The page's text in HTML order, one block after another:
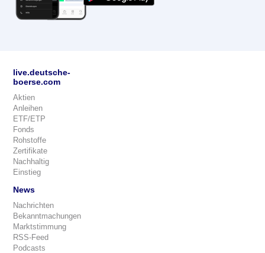
live.deutsche-
boerse.com
Aktien
Anleihen
ETF/ETP
Fonds
Rohstoffe
Zertifikate
Nachhaltig
Einstieg
News
Nachrichten
Bekanntmachungen
Marktstimmung
RSS-Feed
Podcasts